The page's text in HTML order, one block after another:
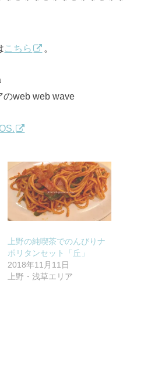
こちら 。
のweb web wave
上野の純喫茶でのんびりナ
ポリタンセット「丘」
2018年11月11日
上野・浅草エリア